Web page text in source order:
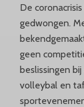
De
gedwongen.
geen
beslissingen
volleybal en